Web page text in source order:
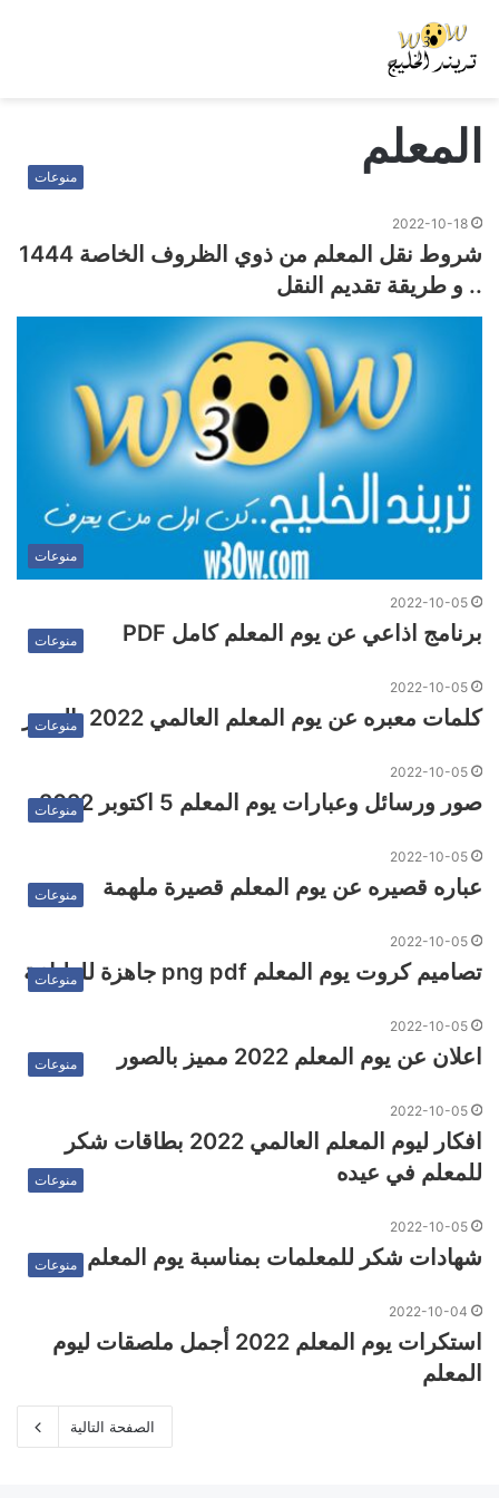
المعلم
منوعات
2022-10-18
شروط نقل المعلم من ذوي الظروف الخاصة 1444
.. و طريقة تقديم النقل
منوعات
2022-10-05
برنامج اذاعي عن يوم المعلم كامل PDF منوعات
2022-10-05
كلمات معبره عن يوم المعلم العالمي 2022 بالصور منوعات
2022-10-05
صور ورسائل وعبارات يوم المعلم 5 اكتوبر 2022 منوعات
2022-10-05
عباره قصيره عن يوم المعلم قصيرة ملهمة منوعات
2022-10-05
تصاميم كروت يوم المعلم png pdf جاهزة للطباعة منوعات
2022-10-05
اعلان عن يوم المعلم 2022 مميز بالصور منوعات
2022-10-05
افكار ليوم المعلم العالمي 2022 بطاقات شكر
للمعلم في عيده
منوعات
2022-10-05
شهادات شكر للمعلمات بمناسبة يوم المعلم منوعات
2022-10-04
استكرات يوم المعلم 2022 أجمل ملصقات ليوم
المعلم
الصفحة التالية